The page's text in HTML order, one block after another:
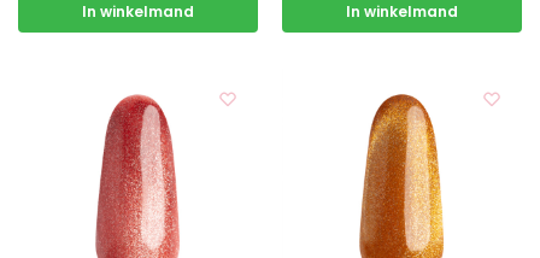
In winkelmand In winkelmand